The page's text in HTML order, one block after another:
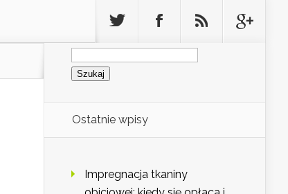
Szukaj:
Ostatnie wpisy
Impregnacja tkaniny